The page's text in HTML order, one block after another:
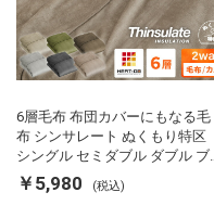
6層毛布 布団カバーにもなる毛
布 シンサレート ぬくもり特区
シングル セミダブル ダブル ブ
ランケット 掛け布団カバー フラ
ンネル 保温 蓄熱 吸湿 発熱 断熱
￥5,980 (税込)